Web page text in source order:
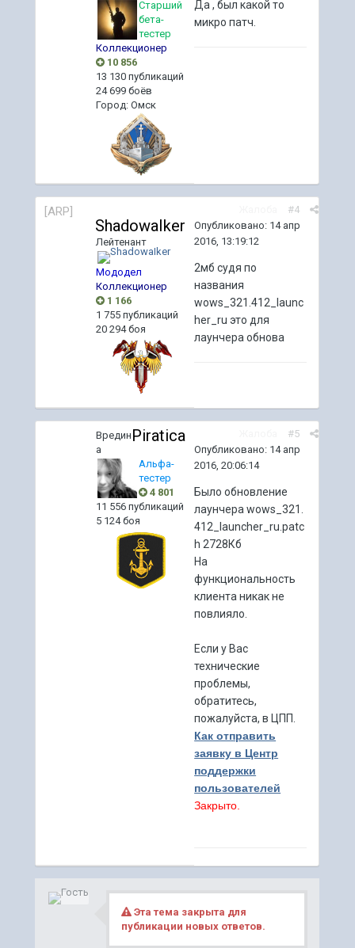
Старший
бета-
тестер
Коллекционер
10 856
13 130 публикаций
24 699 боёв
Город:Омск
Да , был какой то
микро патч.
[ARP]
ShadowaIker
Лейтенант
Мододел
Коллекционер
1 166
1 755 публикаций
20 294 боя
#4
Опубликовано: 14 апр
2016, 13:19:12
2мб судя по
названия
wows_321.412_launc
her_ru это для
лаунчера обнова
Piratica
Вредин
а
Альфа-
тестер
4 801
11 556 публикаций
5 124 боя
#5
Опубликовано: 14 апр
2016, 20:06:14
Было обновление
лаунчера wows_321.
412_launcher_ru.patc
h 2728Кб
На
функциональность
клиента никак не
повлияло.
Если у Вас
технические
проблемы,
обратитесь,
пожалуйста, в ЦПП.
Как отправить
заявку в Центр
поддержки
пользователей
Закрыто.
Эта тема закрыта для
публикации новых ответов.